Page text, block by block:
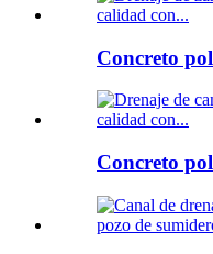
Concreto
Concreto